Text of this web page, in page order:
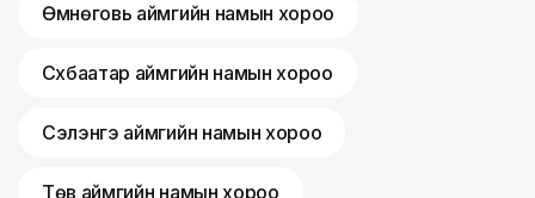
Өмнөговь аймгийн намын хороо
Сүхбаатар аймгийн намын хороо
Сэлэнгэ аймгийн намын хороо
Төв аймгийн намын хороо